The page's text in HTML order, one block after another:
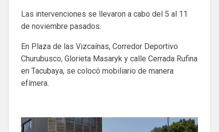
Las intervenciones se llevaron a cabo del 5 al 11
de noviembre pasados.
En Plaza de las Vizcaínas, Corredor Deportivo
Churubusco, Glorieta Masaryk y calle Cerrada Rufina
en Tacubaya, se colocó mobiliario de manera
efímera.